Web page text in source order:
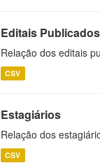
Editais Publicados
Relação dos editais
CSV
Estagiários
Relação dos
CSV